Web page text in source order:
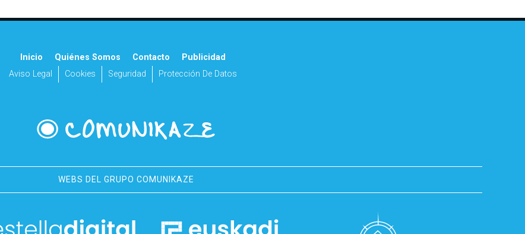
Inicio Quiénes Somos Contacto
Publicidad
Aviso Legal
Cookies Seguridad Protección De Datos
WEBS DEL GRUPO COMUNIKAZE